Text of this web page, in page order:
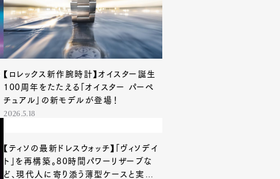
【ロレックス新作腕時計】オイスター誕生
100周年をたたえる「オイスター パーペ
チュアル」の新モデルが登場！
2026.5.18
【ティソの最新ドレスウォッチ】「ヴィソデイ
ト」を再構築。80時間パワーリザーブな
ど、現代人に寄り添う薄型ケースと実用